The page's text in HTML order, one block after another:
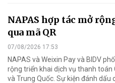
NAPAS hợp tác mở
qua mã QR
07/08/2026 17:53
NAPAS và Weixin Pay và BIDV
rộng triển khai dịch vụ thanh toán
và Trung Quốc. Sự kiện đánh